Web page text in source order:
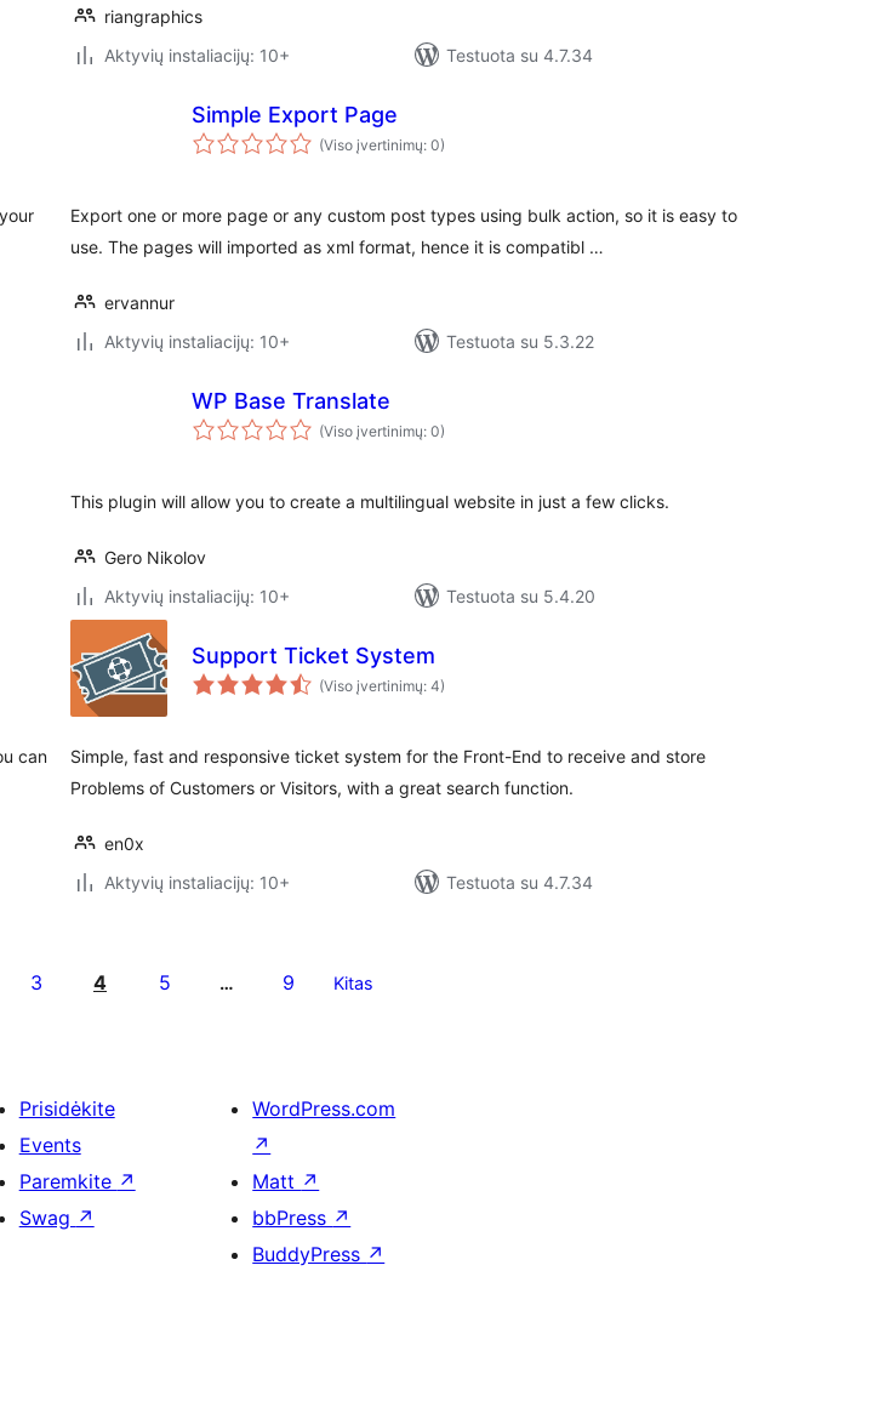
riangraphics
Aktyvių instaliacijų: 10+
Testuota su 4.7.34
Simple Export Page
(Viso įvertinimų: 0)
Export one or more page or any custom post types using bulk action, so it is easy to
use. The pages will imported as xml format, hence it is compatibl …
ervannur
Aktyvių instaliacijų: 10+
Testuota su 5.3.22
WP Base Translate
(Viso įvertinimų: 0)
This plugin will allow you to create a multilingual website in just a few clicks.
Gero Nikolov
Aktyvių instaliacijų: 10+
Testuota su 5.4.20
can
Support Ticket System
(Viso įvertinimų: 4)
Simple, fast and responsive ticket system for the Front-End to receive and store
Problems of Customers or Visitors, with a great search function.
en0x
Aktyvių instaliacijų: 10+
Testuota su 4.7.34
3 4 5 … 9 Kitas
Prisidėkite
Events
Paremkite ↗
Swag ↗
WordPress.com
↗
Matt ↗
bbPress ↗
BuddyPress ↗